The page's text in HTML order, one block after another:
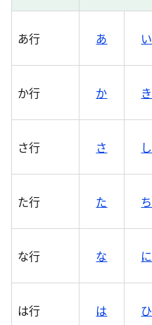
あ行 あ い
か行 か き
さ行 さ し
た行 た ち
な行 な に
は行 は ひ